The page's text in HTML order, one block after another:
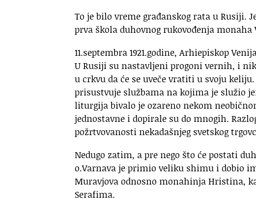
To je bilo vreme građanskog rata u Rusiji.
prva škola duhovnog rukovođenja
11.septembra 1921.godine, Arhiepiskop
U Rusiji su nastavljeni progoni vernih, i
u crkvu da će se uveče vratiti u svoju
prisustvuje službama na kojima je služio
liturgija bivalo je ozareno nekom
jednostavne i dopirale su do mnogih.
požrtvovanosti nekadašnjeg svetskog
Nedugo zatim, a pre nego što će postati
o.Varnava je primio veliku shimu i dobio
Muravjova odnosno monahinja Hristina,
Serafima.